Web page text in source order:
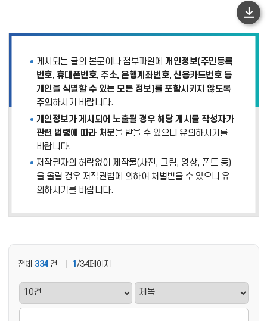
역
치
기
게시되는 글의 본문이나 첨부파일에 개인정보(주민등록
번호, 휴대폰번호, 주소, 은행계좌번호, 신용카드번호 등
개인을 식별할 수 있는 모든 정보)를 포함시키지 않도록
주의 하시기 바랍니다.
개인정보가 게시되어 노출될 경우 해당 게시물 작성자가
관련 법령에 따라 처분을 받을 수 있으니 유의하시기를
바랍니다.
저작권자의 허락없이 제작물(사진, 그림, 영상, 폰트 등)
을 올릴 경우 저작권법에 의하여 처벌받을 수 있으니 유
의하시기를 바랍니다.
전체 334 건 1 /34페이지
하
단